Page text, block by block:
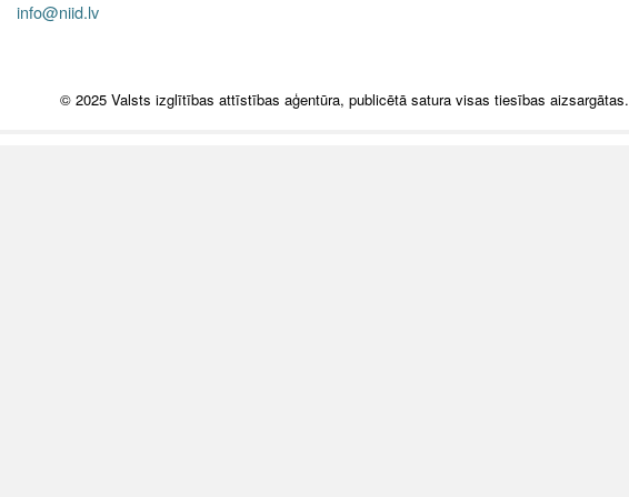
info@niid.lv
© 2025 Valsts izglītības attīstības aģentūra, publicētā satura visas tiesības aizsargātas.